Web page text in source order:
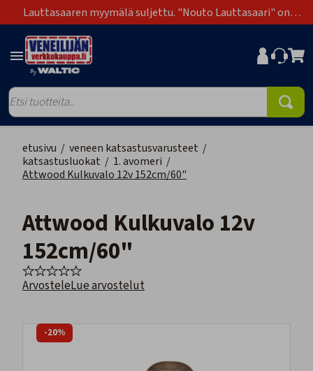
Lauttasaaren myymälä suljettu. "Nouto Lauttasaari" on
poistunut toimitustapavaihtoehdoista.
etusivu / veneen katsastusvarusteet /
katsastusluokat / 1. avomeri /
Attwood Kulkuvalo 12v 152cm/60"
Attwood Kulkuvalo 12v
152cm/60"
ArvosteleLue arvostelut
-20%